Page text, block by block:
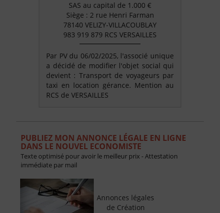
SAS au capital de 1.000 €
Siège : 2 rue Henri Farman
78140 VELIZY-VILLACOUBLAY
983 919 879 RCS VERSAILLES
Par PV du 06/02/2025, l'associé unique
a décidé de modifier l'objet social qui
devient : Transport de voyageurs par
taxi en location gérance. Mention au
RCS de VERSAILLES
PUBLIEZ MON ANNONCE LÉGALE EN LIGNE
DANS LE NOUVEL ECONOMISTE
Texte optimisé pour avoir le meilleur prix - Attestation
immédiate par mail
Annonces légales
de Création